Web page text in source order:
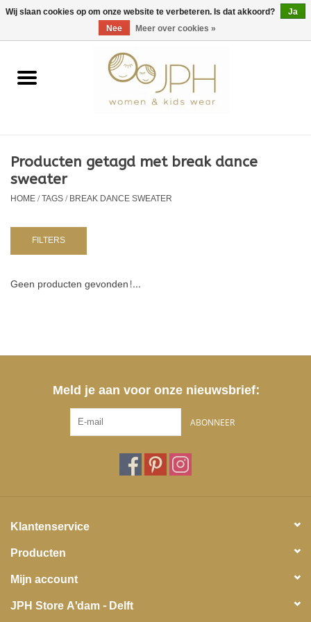
EUR/GBP/USD 0 Artikelen - €0,00
Home
Kids
Baby
Producten getagd met break dance
sweater
HOME/TAGS/BREAK DANCE SWEATER
FILTERS
Geen producten gevonden!...
Meld je aan voor onze nieuwsbrief:
ABONNEER
Klantenservice
Producten
Mijn account
JPH Store A'dam - Delft
Wij slaan cookies op om onze website te verbeteren. Is dat akkoord?
Ja
Nee
Meer over cookies »